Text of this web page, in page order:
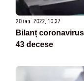
20 ian. 2022, 10:37
Bilanț
43 decese